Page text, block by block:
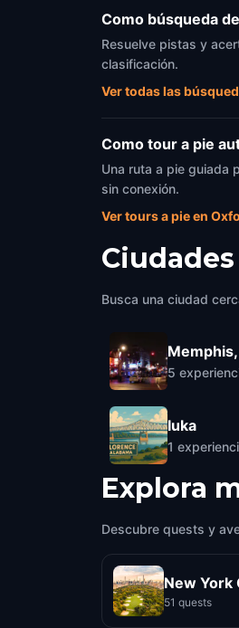
Como búsqueda
Resuelve pistas y
clasificación.
Ver todas las
Como tour a pie
Una ruta a pie guiada
sin conexión.
Ver tours a pie en
Busca una ciudad
5
Iuka
1
Explora
Descubre quests y
New York
51 quests